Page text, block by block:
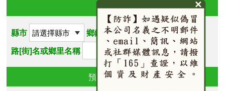
寄達地
縣市
鄉鎮[市]區
路[街]名或鄉里名稱
預計寄件日期